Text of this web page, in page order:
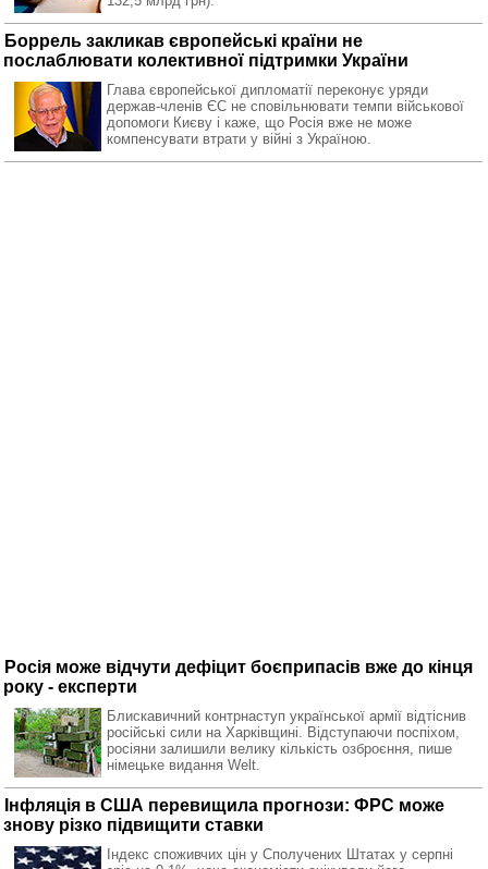
Боррель закликав європейські країни не
послаблювати колективної підтримки України
Глава європейської дипломатії переконує уряди
держав-членів ЄС не сповільнювати темпи військової
допомоги Києву і каже, що Росія вже не може
компенсувати втрати у війні з Україною.
Росія може відчути дефіцит боєприпасів вже до кінця
року - експерти
Блискавичний контрнаступ української армії відтіснив
російські сили на Харківщині. Відступаючи поспіхом,
росіяни залишили велику кількість озброєння, пише
німецьке видання Welt.
Інфляція в США перевищила прогнози: ФРС може
знову різко підвищити ставки
Індекс споживчих цін у Сполучених Штатах у серпні